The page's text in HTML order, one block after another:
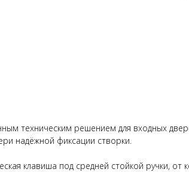
техническим решением для входных
надёжной фиксации створки.
клавиша под средней стойкой ручки,